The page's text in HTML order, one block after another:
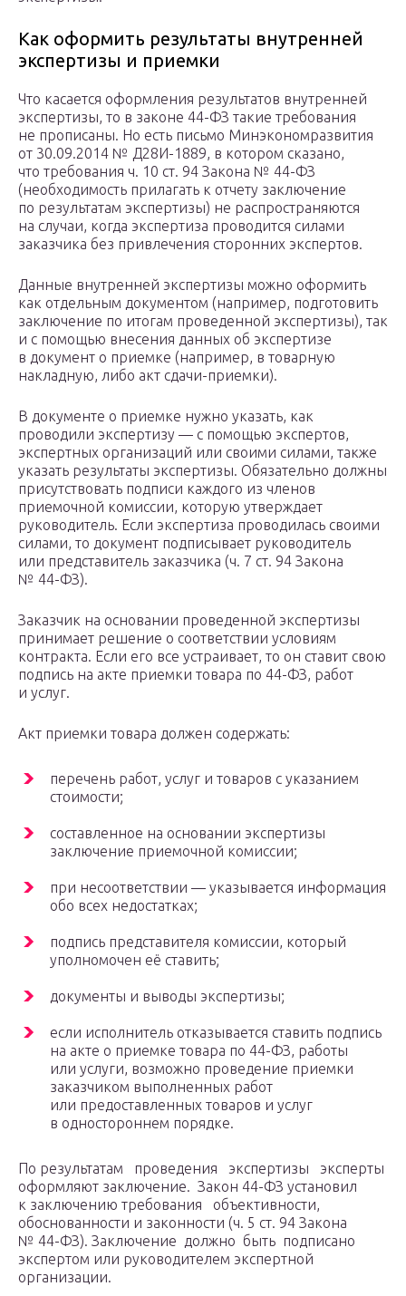
Как оформить результаты внутренней
экспертизы и приемки
Что касается оформления результатов внутренней
экспертизы, то в законе 44-ФЗ такие требования
не прописаны. Но есть письмо Минэкономразвития
от 30.09.2014 № Д28И-1889, в котором сказано,
что требования ч. 10 ст. 94 Закона № 44-ФЗ
(необходимость прилагать к отчету заключение
по результатам экспертизы) не распространяются
на случаи, когда экспертиза проводится силами
заказчика без привлечения сторонних экспертов.
Данные внутренней экспертизы можно оформить
как отдельным документом (например, подготовить
заключение по итогам проведенной экспертизы), так
и с помощью внесения данных об экспертизе
в документ о приемке (например, в товарную
накладную, либо акт сдачи-приемки).
В документе о приемке нужно указать, как
проводили экспертизу — с помощью экспертов,
экспертных организаций или своими силами, также
указать результаты экспертизы. Обязательно должны
присутствовать подписи каждого из членов
приемочной комиссии, которую утверждает
руководитель. Если экспертиза проводилась своими
силами, то документ подписывает руководитель
или представитель заказчика (ч. 7 ст. 94 Закона
№ 44-ФЗ).
Заказчик на основании проведенной экспертизы
принимает решение о соответствии условиям
контракта. Если его все устраивает, то он ставит свою
подпись на акте приемки товара по 44-ФЗ, работ
и услуг.
Акт приемки товара должен содержать:
перечень работ, услуг и товаров с указанием
стоимости;
составленное на основании экспертизы
заключение приемочной комиссии;
при несоответствии — указывается информация
обо всех недостатках;
подпись представителя комиссии, который
уполномочен её ставить;
документы и выводы экспертизы;
если исполнитель отказывается ставить подпись
на акте о приемке товара по 44-ФЗ, работы
или услуги, возможно проведение приемки
заказчиком выполненных работ
или предоставленных товаров и услуг
в одностороннем порядке.
По результатам проведения экспертизы эксперты
оформляют заключение. Закон 44-ФЗ установил
к заключению требования объективности,
обоснованности и законности (ч. 5 ст. 94 Закона
№ 44-ФЗ). Заключение должно быть подписано
экспертом или руководителем экспертной
организации.